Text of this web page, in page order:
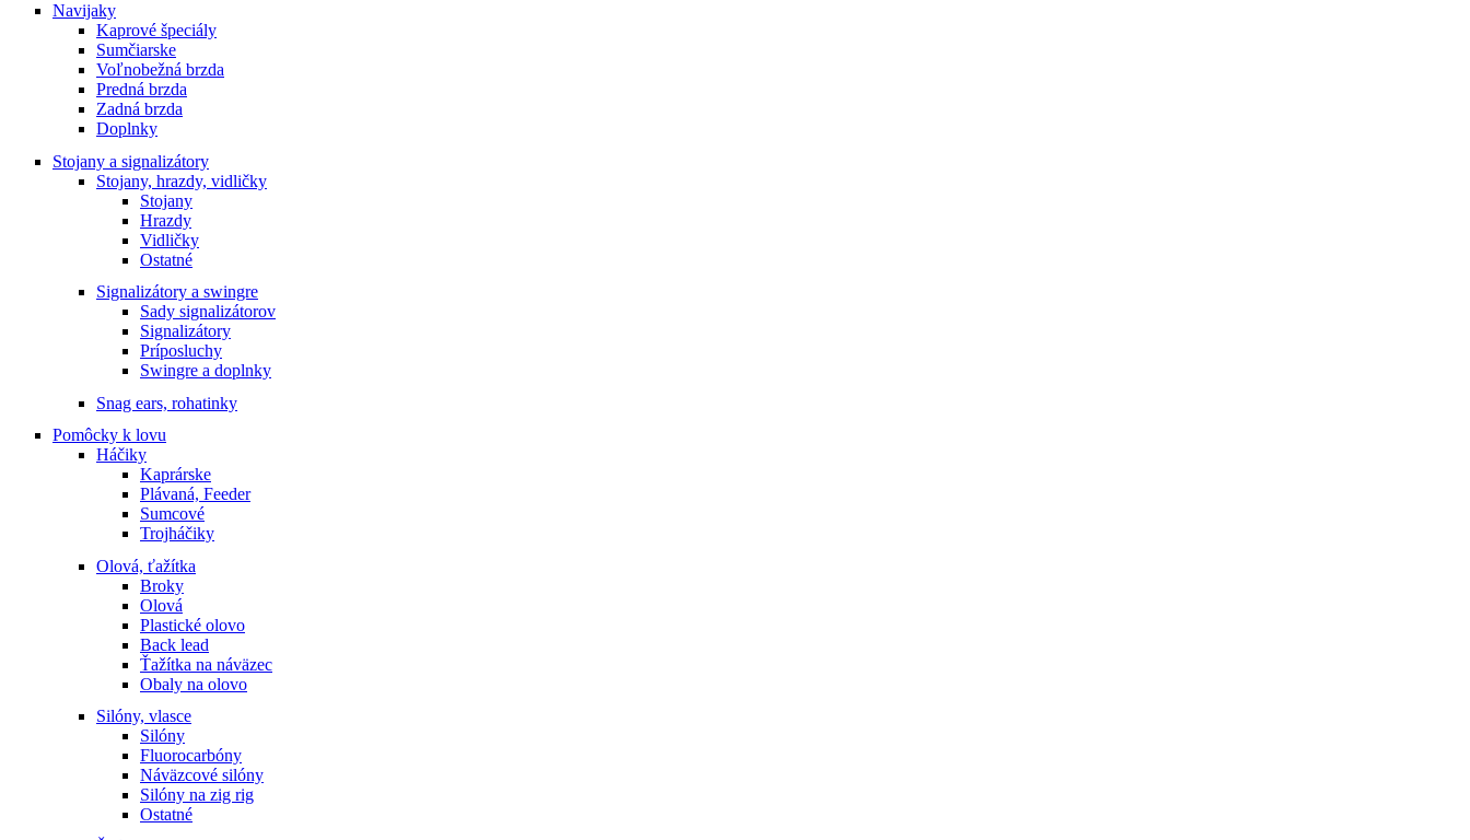
Navijaky
Kaprové špeciály
Sumčiarske
Voľnobežná brzda
Predná brzda
Zadná brzda
Doplnky
Stojany a signalizátory
Stojany, hrazdy, vidličky
Stojany
Hrazdy
Vidličky
Ostatné
Signalizátory a swingre
Sady signalizátorov
Signalizátory
Príposluchy
Swingre a doplnky
Snag ears, rohatinky
Pomôcky k lovu
Háčiky
Kaprárske
Plávaná, Feeder
Sumcové
Trojháčiky
Olová, ťažítka
Broky
Olová
Plastické olovo
Back lead
Ťažítka na náväzec
Obaly na olovo
Silóny, vlasce
Silóny
Fluorocarbóny
Náväzcové silóny
Silóny na zig rig
Ostatné